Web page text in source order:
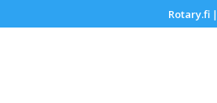
Rotary.fi|